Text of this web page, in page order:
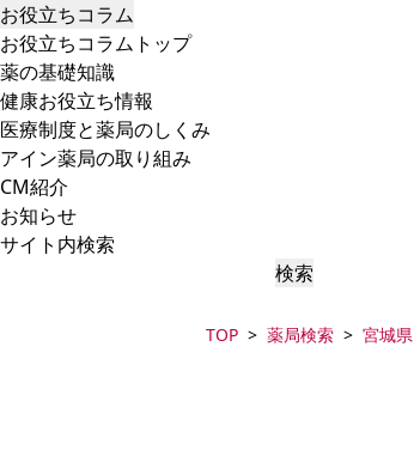
お役立ちコラム
お役立ちコラムトップ
薬の基礎知識
健康お役立ち情報
医療制度と薬局のしくみ
アイン薬局の取り組み
CM紹介
お知らせ
サイト内検索
検索
TOP 薬局検索 宮城県